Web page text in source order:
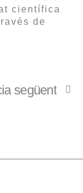
científica
de
següent